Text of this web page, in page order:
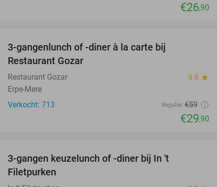
€26,90
3-gangenlunch of -diner à la carte bij
Restaurant Gozar
Restaurant Gozar 9.8 star
Erpe-Mere
Verkocht: 713
Regulier €59
€29,90
3-gangen keuzelunch of -diner bij In 't
Filetpurken